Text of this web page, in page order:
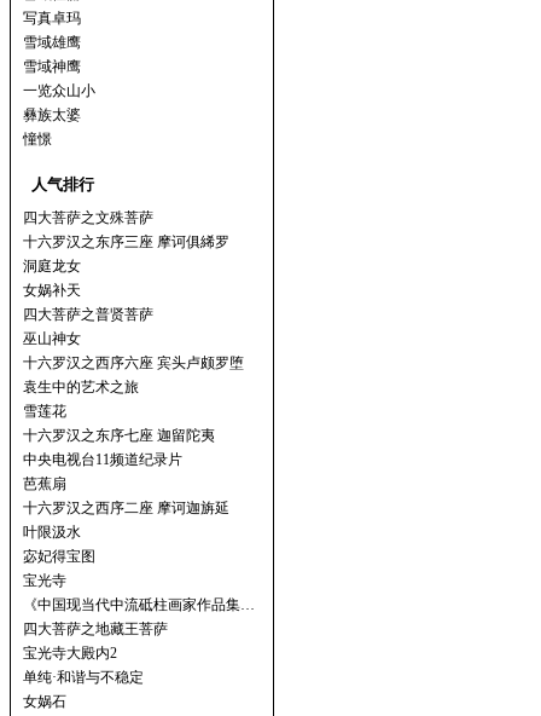
写真卓玛
雪域雄鹰
雪域神鹰
一览众山小
彝族太婆
憧憬
人气排行
四大菩萨之文殊菩萨
十六罗汉之东序三座 摩诃俱絺罗
洞庭龙女
女娲补天
四大菩萨之普贤菩萨
巫山神女
十六罗汉之西序六座 宾头卢颇罗堕
袁生中的艺术之旅
雪莲花
十六罗汉之东序七座 迦留陀夷
中央电视台11频道纪录片
芭蕉扇
十六罗汉之西序二座 摩诃迦旃延
叶限汲水
宓妃得宝图
宝光寺
《中国现当代中流砥柱画家作品集…
四大菩萨之地藏王菩萨
宝光寺大殿内2
单纯·和谐与不稳定
女娲石